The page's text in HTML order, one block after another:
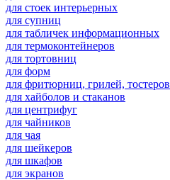
для стоек интерьерных
для супниц
для табличек информационных
для термоконтейнеров
для тортовниц
для форм
для фритюрниц, грилей, тостеров
для хайболов и стаканов
для центрифуг
для чайников
для чая
для шейкеров
для шкафов
для экранов